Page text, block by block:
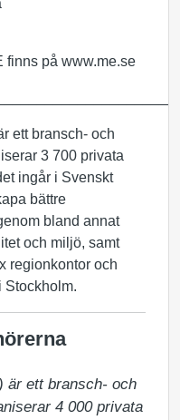
finns på www.me.se
ett bransch- och
3 700 privata
ingår i Svenskt
bättre
bland annat
och miljö, samt
regionkontor och
Stockholm.
är ett bransch- och
4 000 privata